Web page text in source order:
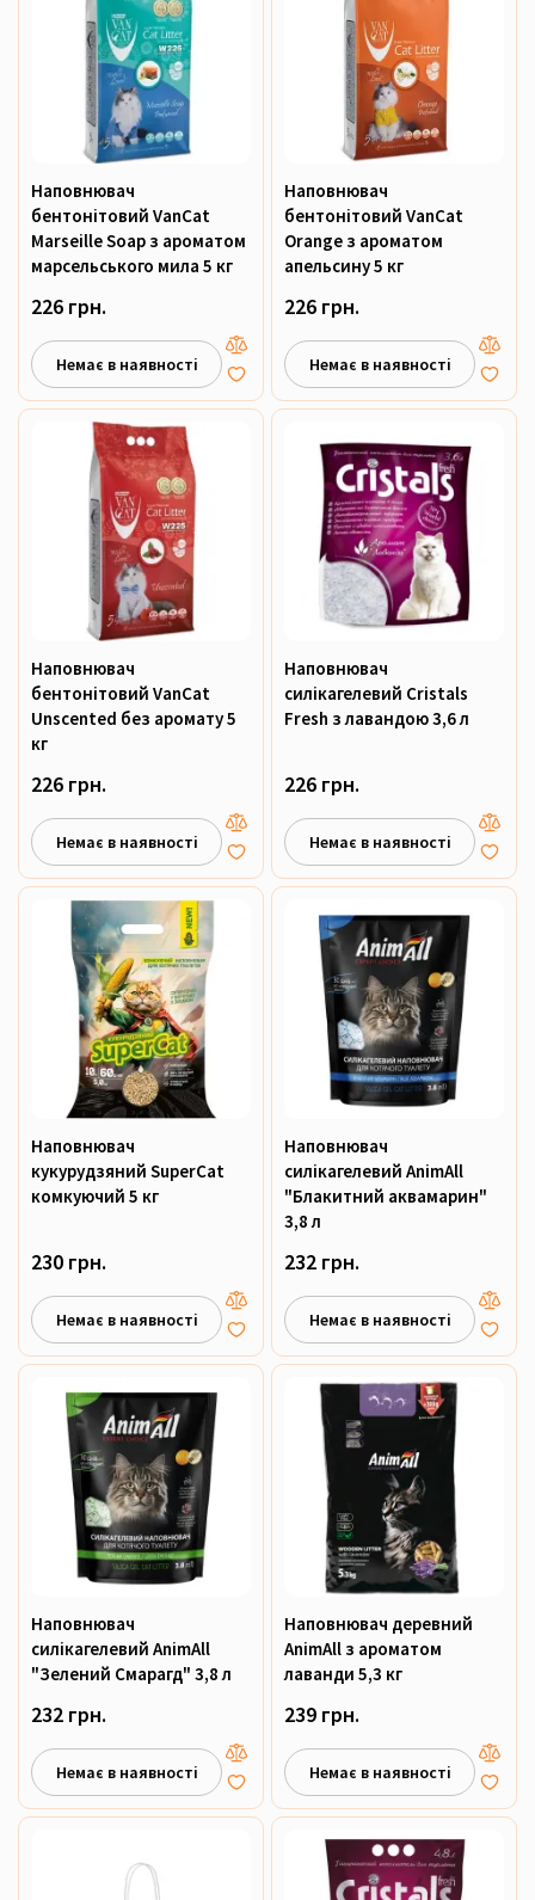
Наповнювач
бентонітовий VanCat
Marseille Soap з ароматом
марсельського мила 5 кг
226 грн.
Немає в наявності
Наповнювач
бентонітовий VanCat
Orange з ароматом
апельсину 5 кг
226 грн.
Немає в наявності
Наповнювач
бентонітовий VanCat
Unscented без аромату 5
кг
226 грн.
Немає в наявності
Наповнювач
силікагелевий Cristals
Fresh з лавандою 3,6 л
226 грн.
Немає в наявності
Наповнювач
кукурудзяний SuperCat
комкуючий 5 кг
230 грн.
Немає в наявності
Наповнювач
силікагелевий AnimAll
"Блакитний аквамарин"
3,8 л
232 грн.
Немає в наявності
Наповнювач
силікагелевий AnimAll
"Зелений Смарагд" 3,8 л
232 грн.
Немає в наявності
Наповнювач деревний
AnimAll з ароматом
лаванди 5,3 кг
239 грн.
Немає в наявності